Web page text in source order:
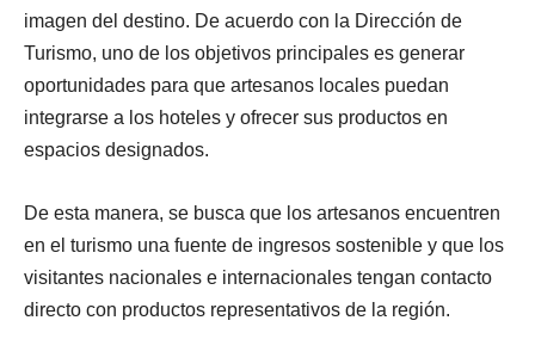
imagen del destino. De acuerdo con la Dirección de
Turismo, uno de los objetivos principales es generar
oportunidades para que artesanos locales puedan
integrarse a los hoteles y ofrecer sus productos en
espacios designados.
De esta manera, se busca que los artesanos encuentren
en el turismo una fuente de ingresos sostenible y que los
visitantes nacionales e internacionales tengan contacto
directo con productos representativos de la región.